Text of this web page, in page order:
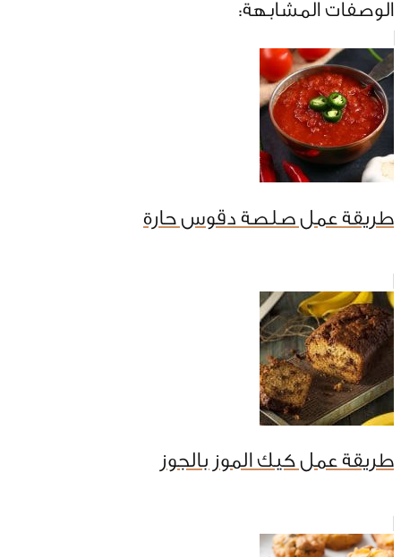
الوصفات المشابهة:
طريقة عمل صلصة دقوس حارة
طريقة عمل كيك الموز بالجوز